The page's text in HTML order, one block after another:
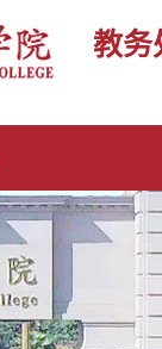
教务